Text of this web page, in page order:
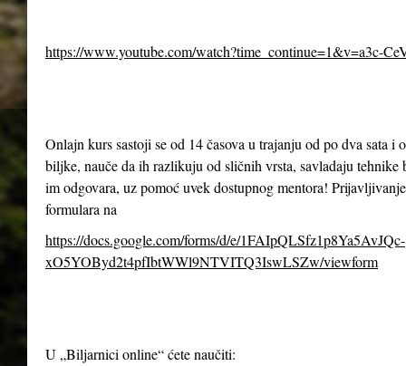
https://www.youtube.com/watch?time_continue=1&v=a3c-
Onlajn kurs sastoji se od 14 časova u trajanju od po dva sata
biljke, nauče da ih razlikuju od sličnih vrsta, savladaju
im odgovara, uz pomoć uvek dostupnog mentora!
formulara na
https://docs.google.com/forms/d/e/1FAIpQLSfz1p8Ya5AvJQc-
xO5YOByd2t4pfIbtWWl9NTVITQ3IswLSZw/viewform
U „Biljarnici online“ ćete naučiti: